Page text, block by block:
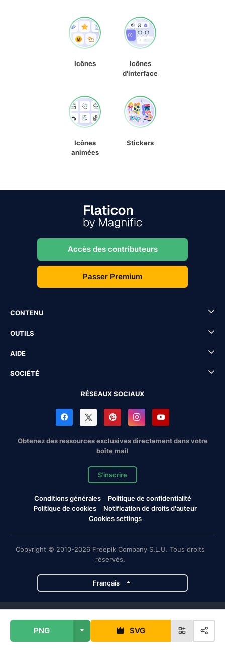
PNG SVG
Icônes
Icônes
d'interface
Icônes
animées
Stickers
Accès des contributeurs
Passer Premium
CONTENU
OUTILS
AIDE
SOCIÉTÉ
RÉSEAUX SOCIAUX
Obtenez des ressources exclusives directement dans votre
boîte mail
S'inscrire
Conditions générales
Politique de confidentialité
Politique de cookies
Notification de droits d'auteur
Cookies settings
Copyright © 2010-2026 Freepik Company S.L.U. Tous droits
réservés.
Français